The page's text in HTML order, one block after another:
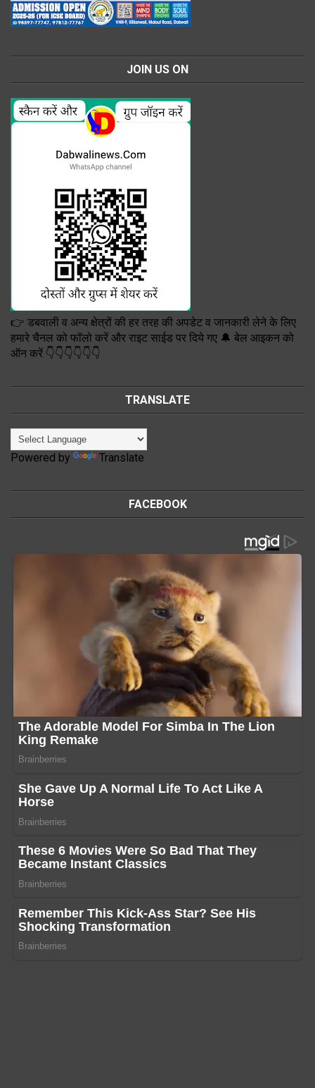
JOIN US ON
👉 डबवाली व अन्य क्षेत्रों की हर तरह की अपडेट व जानकारी लेने के लिए
हमारे चैनल को फॉलो करें और राइट साईड पर दिये गए 🔔 बेल आइकन को
ऑन करें 👇👇👇👇👇👇
TRANSLATE
Powered by Translate
FACEBOOK